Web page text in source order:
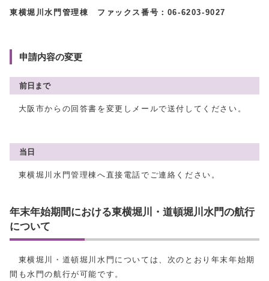
東横堀川水門管理棟 ファックス番号： 06-6203-9027
申請内容の変更
前日まで
大阪市からの回答書を変更しメールで送付してください。
当日
東横堀川水門管理棟へ直接電話でご連絡ください。
年末年始期間における東横堀川・道頓堀川水門の航行
について
東横堀川・道頓堀川水門については、次のとおり年末年始期
間も水門の航行が可能です。